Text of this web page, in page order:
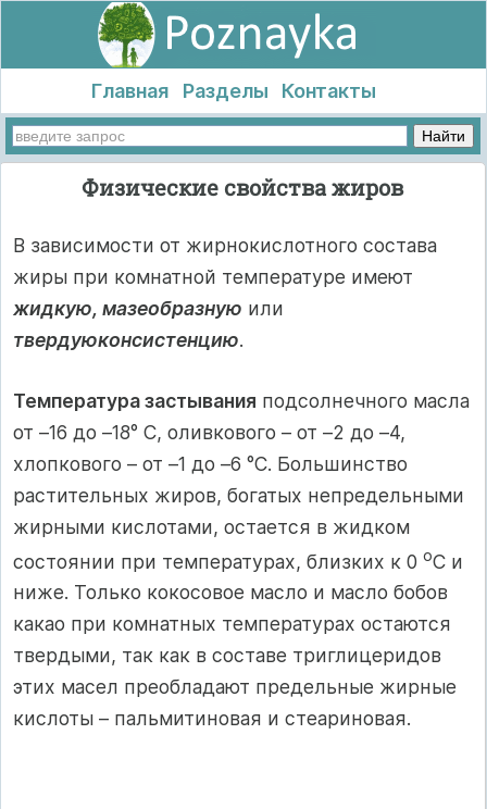
Главная Разделы Контакты
Физические свойства жиров
В зависимости от жирнокислотного состава
жиры при комнатной температуре имеют
жидкую, мазеобразную или
твердуюконсистенцию.
Температура застывания подсолнечного масла
от –16 до –18° С, оливкового – от –2 до –4,
хлопкового – от –1 до –6 °С. Большинство
растительных жиров, богатых непредельными
жирными кислотами, остается в жидком
состоянии при температурах, близких к 0 оС и
ниже. Только кокосовое масло и масло бобов
какао при комнатных температурах остаются
твердыми, так как в составе триглицеридов
этих масел преобладают предельные жирные
кислоты – пальмитиновая и стеариновая.